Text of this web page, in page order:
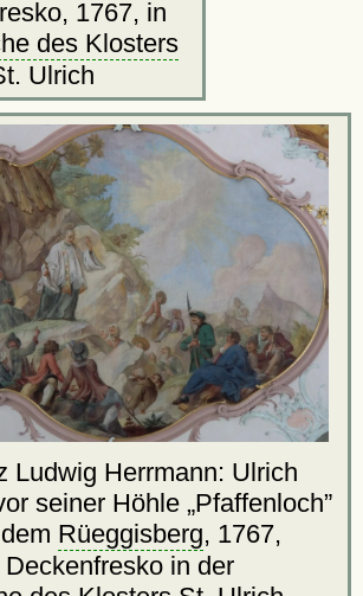
1767, in
des Klosters
Ulrich
Ludwig Herrmann: Ulrich
seiner Höhle Pfaffenloch
Rüeggisberg, 1767,
Deckenfresko in der